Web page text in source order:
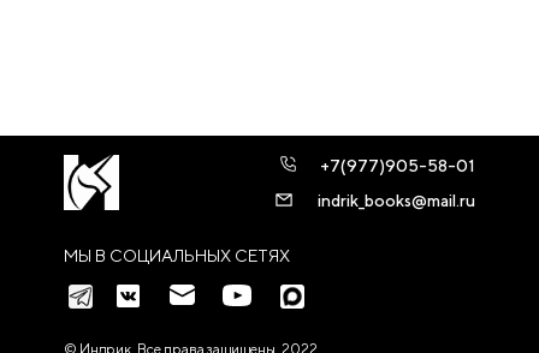
МЫ В СОЦИАЛЬНЫХ СЕТЯХ
+7(977)905-58-01
indrik_books@mail.ru
© Индрик. Все права защищены, 2022